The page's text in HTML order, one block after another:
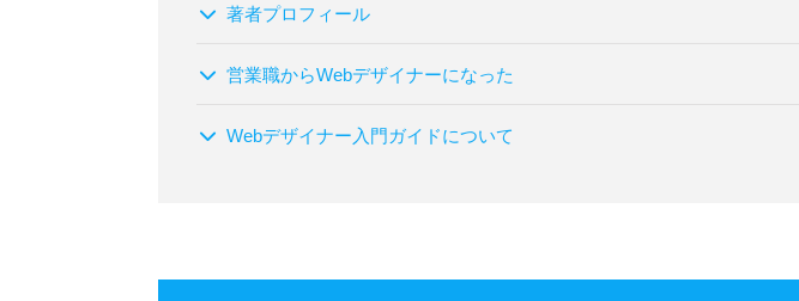
著者プロフィール
営業職からWebデザイナーになった
Webデザイナー入門ガイドについて